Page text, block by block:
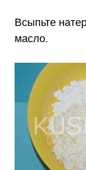
Всыпьте
масло.